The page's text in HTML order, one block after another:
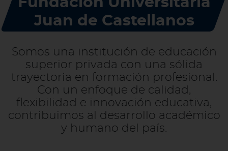
Juan de Castellanos
Somos una institución de educación
superior privada con una sólida
trayectoria en formación profesional.
Con un enfoque de calidad,
flexibilidad e innovación educativa,
contribuimos al desarrollo académico
y humano del país.